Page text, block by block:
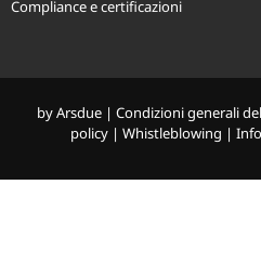
Arsdue|Condizioni generali